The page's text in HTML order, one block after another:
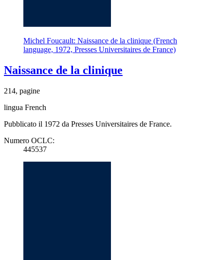
Michel Foucault: Naissance de la clinique (French
language, 1972, Presses Universitaires de France)
Naissance de la clinique
214, pagine
lingua French
Pubblicato il 1972 da Presses Universitaires de France.
Numero OCLC:
445537